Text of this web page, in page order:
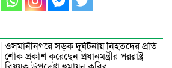
ওসমানীনগরে সড়ক দুর্ঘটনায় নিহতদের প্রতি
শোক প্রকাশ করেছেন প্রধানমন্ত্রীর পররাষ্ট্র